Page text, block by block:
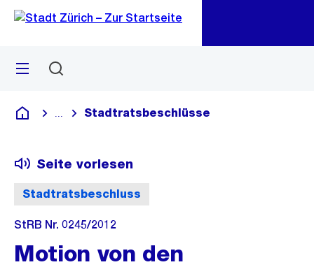
Navigation
Sprunglink
Menü
Deutsch
Blende alle Breadcrumbs ein
Stadtratsbeschlüsse
Stadtratsbeschluss
Seite vorlesen
StRB Nr. 0245/2012
Motion von den